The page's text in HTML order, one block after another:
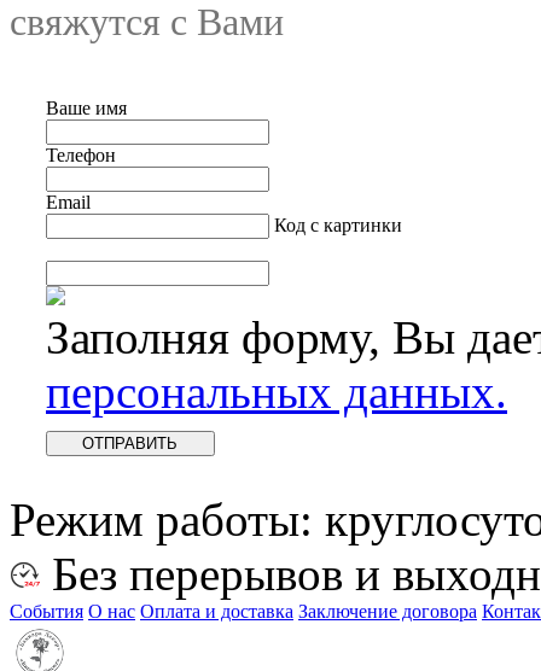
свяжутся с Вами
Ваше имя
Телефон
Email
Код с картинки
Заполняя форму, Вы
персональных данных.
Режим работы:
Без перерывов и
События О нас Оплата и доставка Заключение договора